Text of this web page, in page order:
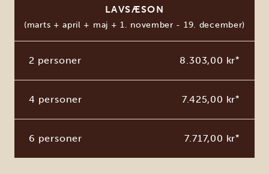
LAVSÆSON
(marts + april + maj + 1. november - 19. december)
2 personer 8.303,00 kr*
4 personer 7.425,00 kr*
6 personer 7.717,00 kr*